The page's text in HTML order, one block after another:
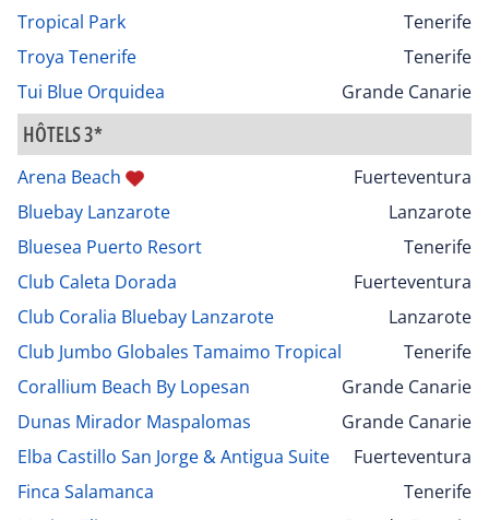
Tropical Park
Tenerife
Troya Tenerife
Tenerife
Tui Blue Orquidea
Grande Canarie
HÔTELS 3*
Arena Beach
Fuerteventura
Bluebay Lanzarote
Lanzarote
Bluesea Puerto Resort
Tenerife
Club Caleta Dorada
Fuerteventura
Club Coralia Bluebay Lanzarote
Lanzarote
Club Jumbo Globales Tamaimo Tropical
Tenerife
Corallium Beach By Lopesan
Grande Canarie
Dunas Mirador Maspalomas
Grande Canarie
Elba Castillo San Jorge & Antigua Suite
Fuerteventura
Finca Salamanca
Tenerife